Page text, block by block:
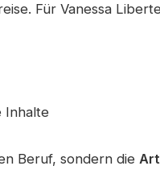
Für Vanessa
Inhalte
Beruf, sondern die